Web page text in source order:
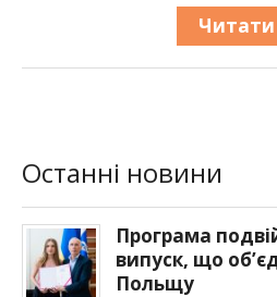
Читати
Останні новини
Програма
випуск, що
Польщу